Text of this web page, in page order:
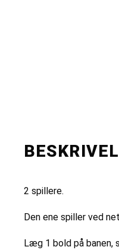
2 spillere.
Den ene spiller ved
Læg 1 bold på banen,